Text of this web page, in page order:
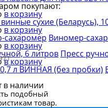
покупают:
в корзину
в корзину
Виномер-
в корзину
Пресс
в корзину
в наличии
подобный
товар.